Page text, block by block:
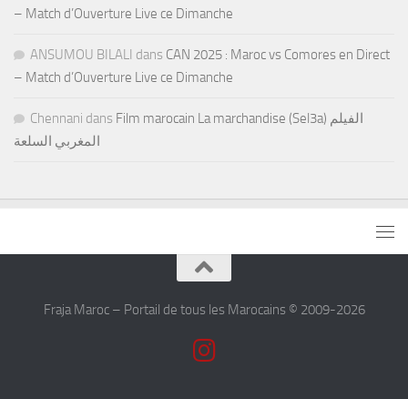
– Match d’Ouverture Live ce Dimanche
ANSUMOU BILALI dans CAN 2025 : Maroc vs Comores en Direct
– Match d’Ouverture Live ce Dimanche
Chennani dans Film marocain La marchandise (Sel3a) الفيلم
المغربي السلعة
Fraja Maroc – Portail de tous les Marocains © 2009-2026